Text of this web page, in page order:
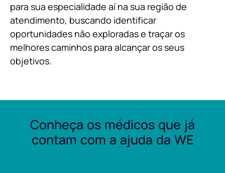
para sua especialidade aí na sua região de
atendimento, buscando identificar
oportunidades não exploradas e traçar os
melhores caminhos para alcançar os seus
objetivos.
Conheça os médicos que já
contam com a ajuda da WE